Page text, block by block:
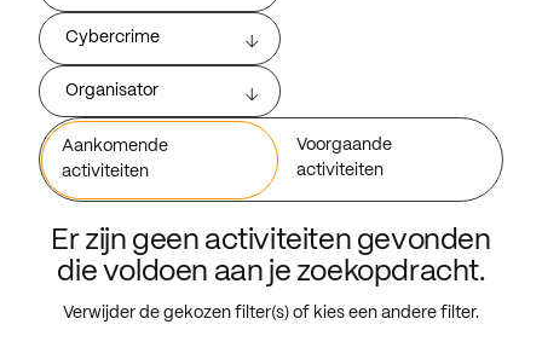
Cybercrime
Organisator
Aankomende
activiteiten
Voorgaande
activiteiten
Er zijn geen activiteiten gevonden
die voldoen aan je zoekopdracht.
Verwijder de gekozen filter(s) of kies een andere filter.